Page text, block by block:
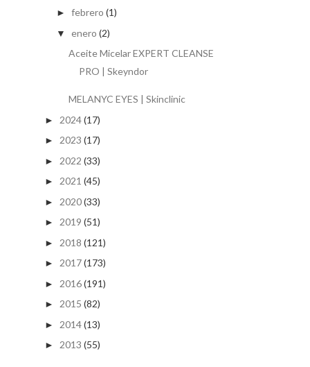
► febrero (1)
▼ enero (2)
Aceite Micelar EXPERT CLEANSE
PRO | Skeyndor
MELANYC EYES | Skinclinic
► 2024(17)
► 2023 (17)
► 2022 (33)
► 2021 (45)
► 2020(33)
► 2019 (51)
► 2018 (121)
► 2017(173)
► 2016(191)
► 2015 (82)
► 2014(13)
► 2013 (55)